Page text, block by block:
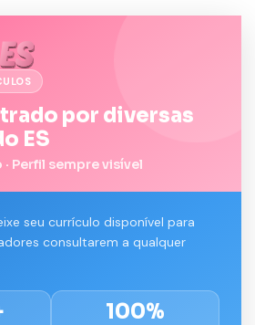
por diversas
ES
Perfil sempre visível
seu currículo disponível para
consultarem a qualquer
100%